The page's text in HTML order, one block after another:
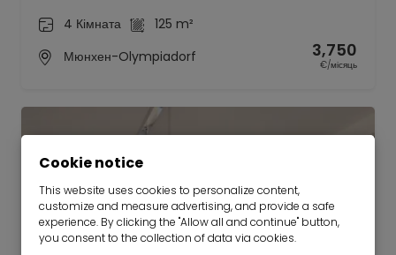
4 Кімната
125 m²
Мюнхен-Olympiadorf
3,750
€/місяць
Cookie notice
This website uses cookies to personalize content,
customize and measure advertising, and provide a safe
experience. By clicking the "Allow all and continue" button,
you consent to the collection of data via cookies.